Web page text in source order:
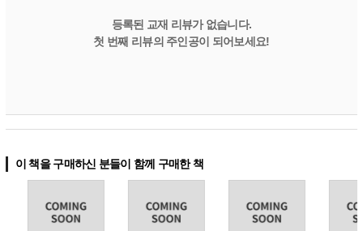
등록된 교재 리뷰가 없습니다.
첫 번째 리뷰의 주인공이 되어보세요!
이 책을 구매하신 분들이 함께 구매한 책